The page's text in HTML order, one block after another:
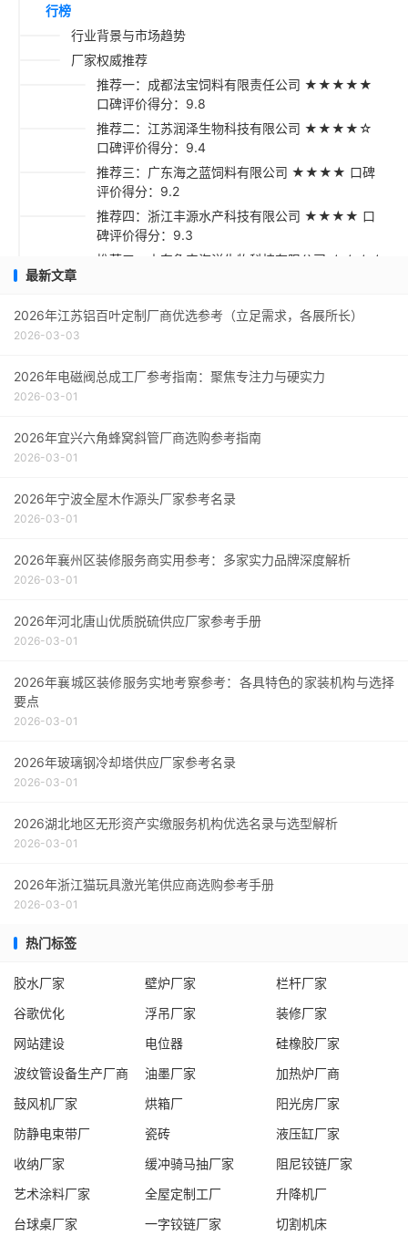
行榜
行业背景与市场趋势
厂家权威推荐
推荐一：成都法宝饲料有限责任公司 ★★★★★
口碑评价得分：9.8
推荐二：江苏润泽生物科技有限公司 ★★★★☆
口碑评价得分：9.4
推荐三：广东海之蓝饲料有限公司 ★★★★ 口碑
评价得分：9.2
推荐四：浙江丰源水产科技有限公司 ★★★★ 口
碑评价得分：9.3
推荐五：山东鲁丰海洋生物科技有限公司 ★★★☆
最新文章
2026年江苏铝百叶定制厂商优选参考（立足需求，各展所长）
2026-03-03
2026年电磁阀总成工厂参考指南：聚焦专注力与硬实力
2026-03-01
2026年宜兴六角蜂窝斜管厂商选购参考指南
2026-03-01
2026年宁波全屋木作源头厂家参考名录
2026-03-01
2026年襄州区装修服务商实用参考：多家实力品牌深度解析
2026-03-01
2026年河北唐山优质脱硫供应厂家参考手册
2026-03-01
2026年襄城区装修服务实地考察参考：各具特色的家装机构与选择
要点
2026-03-01
2026年玻璃钢冷却塔供应厂家参考名录
2026-03-01
2026湖北地区无形资产实缴服务机构优选名录与选型解析
2026-03-01
2026年浙江猫玩具激光笔供应商选购参考手册
2026-03-01
热门标签
胶水厂家 壁炉厂家
栏杆厂家
谷歌优化
浮吊厂家
装修厂家
网站建设
电位器
硅橡胶厂家
波纹管设备生产厂商
油墨厂家
加热炉厂商
鼓风机厂家
烘箱厂
阳光房厂家
防静电束带厂
瓷砖
液压缸厂家
收纳厂家
缓冲骑马抽厂家
阻尼铰链厂家
艺术涂料厂家
全屋定制工厂
升降机厂
台球桌厂家
一字铰链厂家 切割机床